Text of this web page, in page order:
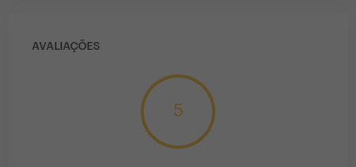
AVALIAÇÕES
5